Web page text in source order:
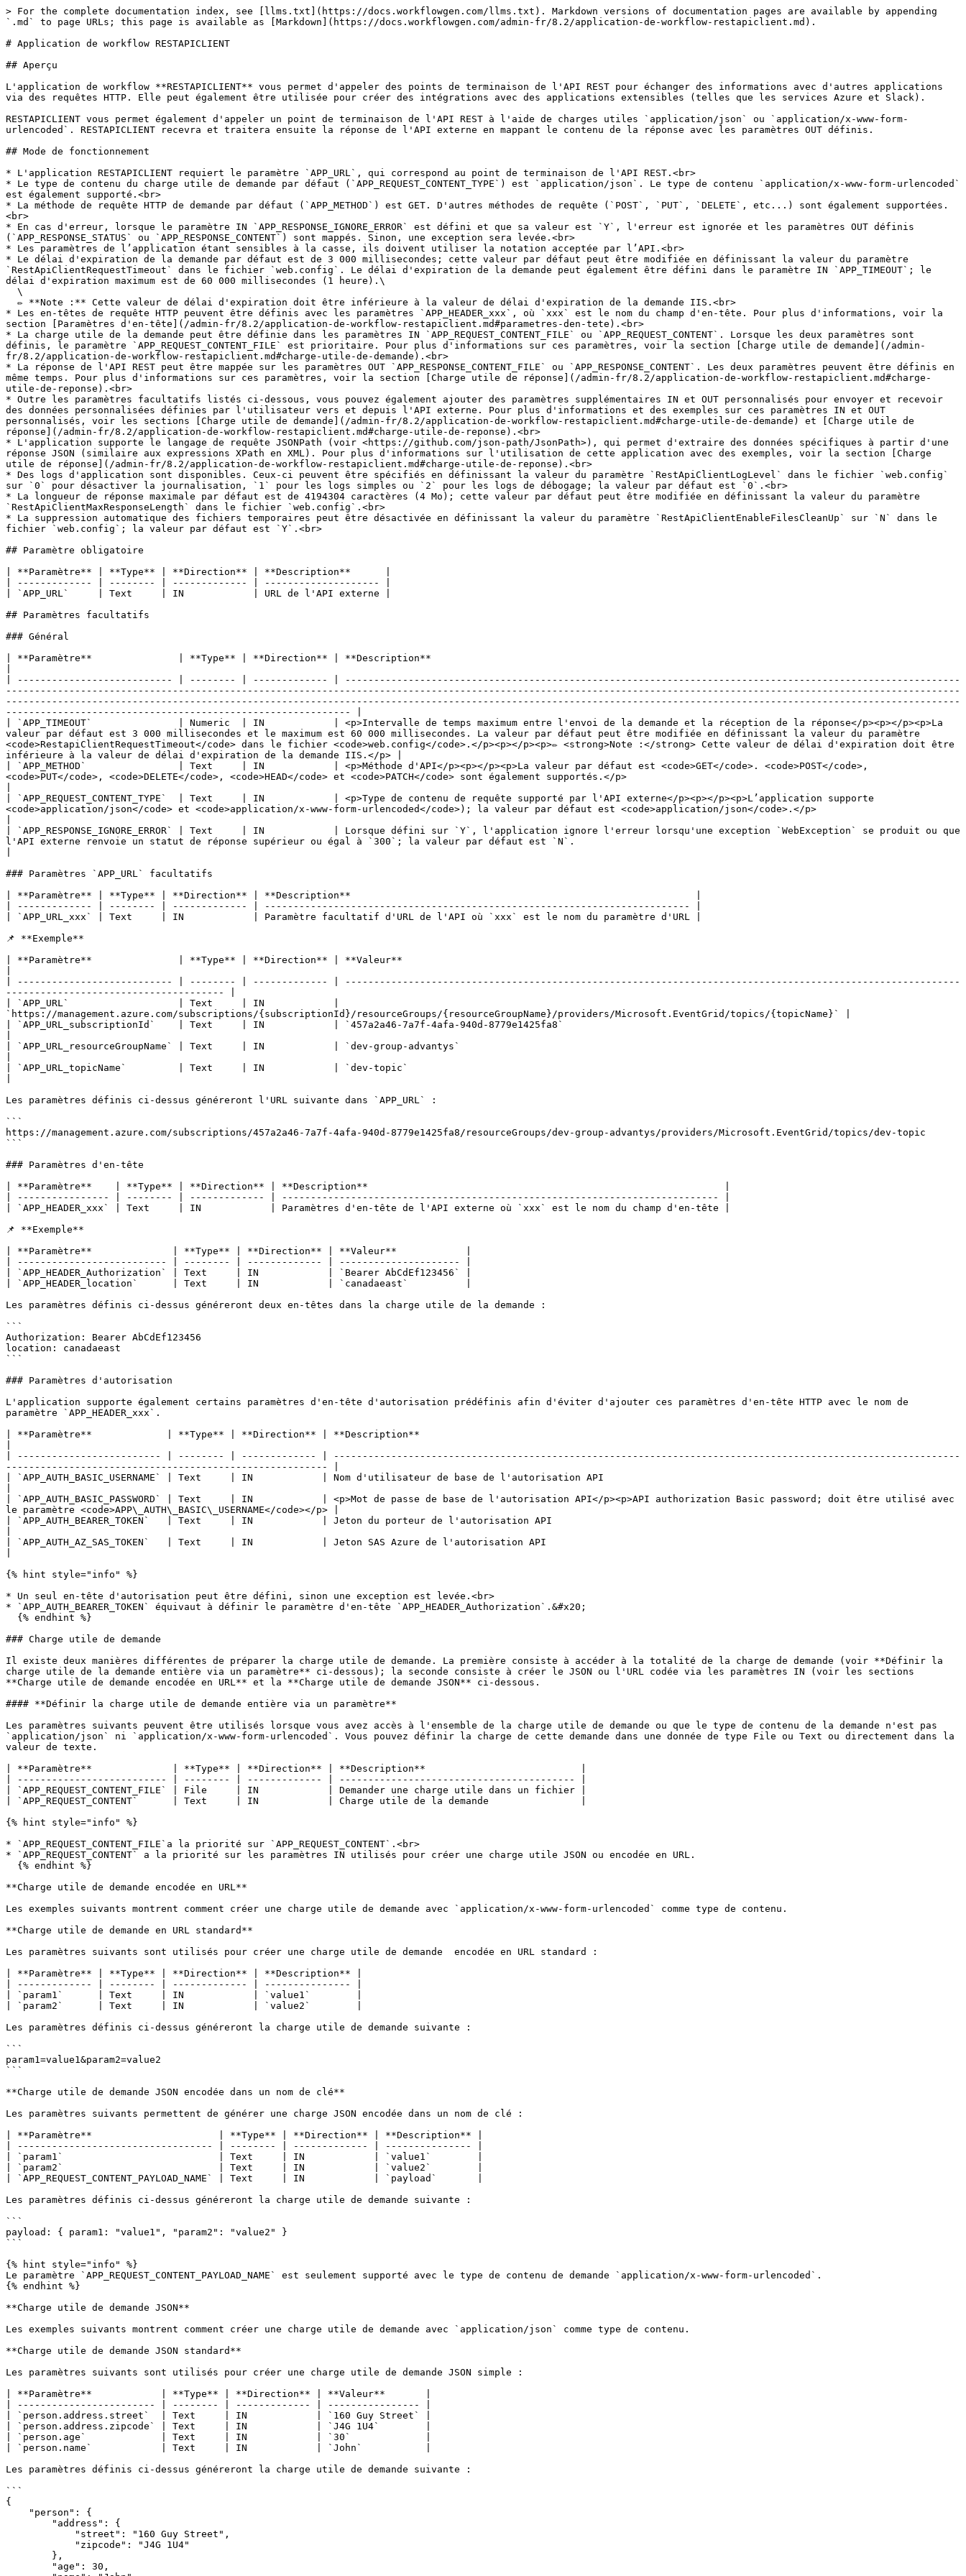
> For the complete documentation index, see [llms.txt](https://docs.workflowgen.com/llms.txt). Markdown versions of documentation pages are available by appending `.md` to page URLs; this page is available as [Markdown](https://docs.workflowgen.com/admin-fr/8.2/application-de-workflow-restapiclient.md).

# Application de workflow RESTAPICLIENT

## Aperçu

L'application de workflow **RESTAPICLIENT** vous permet d'appeler des points de terminaison de l'API REST pour échanger des informations avec d'autres applications via des requêtes HTTP. Elle peut également être utilisée pour créer des intégrations avec des applications extensibles (telles que les services Azure et Slack).

RESTAPICLIENT vous permet également d'appeler un point de terminaison de l'API REST à l'aide de charges utiles `application/json` ou `application/x-www-form-urlencoded`. RESTAPICLIENT recevra et traitera ensuite la réponse de l'API externe en mappant le contenu de la réponse avec les paramètres OUT définis.

## Mode de fonctionnement

* L'application RESTAPICLIENT requiert le paramètre `APP_URL`, qui correspond au point de terminaison de l'API REST.<br>
* Le type de contenu du charge utile de demande par défaut (`APP_REQUEST_CONTENT_TYPE`) est `application/json`. Le type de contenu `application/x-www-form-urlencoded` est également supporté.<br>
* La méthode de requête HTTP de demande par défaut (`APP_METHOD`) est GET. D'autres méthodes de requête (`POST`, `PUT`, `DELETE`, etc...) sont également supportées.<br>
* En cas d'erreur, lorsque le paramètre IN `APP_RESPONSE_IGNORE_ERROR` est défini et que sa valeur est `Y`, l'erreur est ignorée et les paramètres OUT définis (`APP_RESPONSE_STATUS` ou `APP_RESPONSE_CONTENT`) sont mappés. Sinon, une exception sera levée.<br>
* Les paramètres de l’application étant sensibles à la casse, ils doivent utiliser la notation acceptée par l’API.<br>
* Le délai d'expiration de la demande par défaut est de 3 000 millisecondes; cette valeur par défaut peut être modifiée en définissant la valeur du paramètre `RestApiClientRequestTimeout` dans le fichier `web.config`. Le délai d'expiration de la demande peut également être défini dans le paramètre IN `APP_TIMEOUT`; le délai d'expiration maximum est de 60 000 millisecondes (1 heure).\
  \
  ✏️ **Note :** Cette valeur de délai d'expiration doit être inférieure à la valeur de délai d'expiration de la demande IIS.<br>
* Les en-têtes de requête HTTP peuvent être définis avec les paramètres `APP_HEADER_xxx`, où `xxx` est le nom du champ d'en-tête. Pour plus d'informations, voir la section [Paramètres d'en-tête](/admin-fr/8.2/application-de-workflow-restapiclient.md#parametres-den-tete).<br>
* La charge utile de la demande peut être définie dans les paramètres IN `APP_REQUEST_CONTENT_FILE` ou `APP_REQUEST_CONTENT`. Lorsque les deux paramètres sont définis, le paramètre `APP_REQUEST_CONTENT_FILE` est prioritaire. Pour plus d'informations sur ces paramètres, voir la section [Charge utile de demande](/admin-fr/8.2/application-de-workflow-restapiclient.md#charge-utile-de-demande).<br>
* La réponse de l'API REST peut être mappée sur les paramètres OUT `APP_RESPONSE_CONTENT_FILE` ou `APP_RESPONSE_CONTENT`. Les deux paramètres peuvent être définis en même temps. Pour plus d'informations sur ces paramètres, voir la section [Charge utile de réponse](/admin-fr/8.2/application-de-workflow-restapiclient.md#charge-utile-de-reponse).<br>
* Outre les paramètres facultatifs listés ci-dessous, vous pouvez également ajouter des paramètres supplémentaires IN et OUT personnalisés pour envoyer et recevoir des données personnalisées définies par l'utilisateur vers et depuis l'API externe. Pour plus d'informations et des exemples sur ces paramètres IN et OUT personnalisés, voir les sections [Charge utile de demande](/admin-fr/8.2/application-de-workflow-restapiclient.md#charge-utile-de-demande) et [Charge utile de réponse](/admin-fr/8.2/application-de-workflow-restapiclient.md#charge-utile-de-reponse).<br>
* L'application supporte le langage de requête JSONPath (voir <https://github.com/json-path/JsonPath>), qui permet d'extraire des données spécifiques à partir d'une réponse JSON (similaire aux expressions XPath en XML). Pour plus d'informations sur l'utilisation de cette application avec des exemples, voir la section [Charge utile de réponse](/admin-fr/8.2/application-de-workflow-restapiclient.md#charge-utile-de-reponse).<br>
* Des logs d'application sont disponibles. Ceux-ci peuvent être spécifiés en définissant la valeur du paramètre `RestApiClientLogLevel` dans le fichier `web.config` sur `0` pour désactiver la journalisation, `1` pour les logs simples ou `2` pour les logs de débogage; la valeur par défaut est `0`.<br>
* La longueur de réponse maximale par défaut est de 4194304 caractères (4 Mo); cette valeur par défaut peut être modifiée en définissant la valeur du paramètre `RestApiClientMaxResponseLength` dans le fichier `web.config`.<br>
* La suppression automatique des fichiers temporaires peut être désactivée en définissant la valeur du paramètre `RestApiClientEnableFilesCleanUp` sur `N` dans le fichier `web.config`; la valeur par défaut est `Y`.<br>

## Paramètre obligatoire

| **Paramètre** | **Type** | **Direction** | **Description**      |
| ------------- | -------- | ------------- | -------------------- |
| `APP_URL`     | Text     | IN            | URL de l'API externe |

## Paramètres facultatifs

### Général

| **Paramètre**               | **Type** | **Direction** | **Description**                                                                                                                                                                                                                                                                                                                                                                                                                                                                                                     |
| --------------------------- | -------- | ------------- | ------------------------------------------------------------------------------------------------------------------------------------------------------------------------------------------------------------------------------------------------------------------------------------------------------------------------------------------------------------------------------------------------------------------------------------------------------------------------------------------------------------------- |
| `APP_TIMEOUT`               | Numeric  | IN            | <p>Intervalle de temps maximum entre l'envoi de la demande et la réception de la réponse</p><p></p><p>La valeur par défaut est 3 000 millisecondes et le maximum est 60 000 millisecondes. La valeur par défaut peut être modifiée en définissant la valeur du paramètre <code>RestapiClientRequestTimeout</code> dans le fichier <code>web.config</code>.</p><p></p><p>✏️ <strong>Note :</strong> Cette valeur de délai d'expiration doit être inférieure à la valeur de délai d'expiration de la demande IIS.</p> |
| `APP_METHOD`                | Text     | IN            | <p>Méthode d'API</p><p></p><p>La valeur par défaut est <code>GET</code>. <code>POST</code>, <code>PUT</code>, <code>DELETE</code>, <code>HEAD</code> et <code>PATCH</code> sont également supportés.</p>                                                                                                                                                                                                                                                                                                            |
| `APP_REQUEST_CONTENT_TYPE`  | Text     | IN            | <p>Type de contenu de requête supporté par l'API externe</p><p></p><p>L’application supporte <code>application/json</code> et <code>application/x-www-form-urlencoded</code>); la valeur par défaut est <code>application/json</code>.</p>                                                                                                                                                                                                                                                                          |
| `APP_RESPONSE_IGNORE_ERROR` | Text     | IN            | Lorsque défini sur `Y`, l'application ignore l'erreur lorsqu'une exception `WebException` se produit ou que l'API externe renvoie un statut de réponse supérieur ou égal à `300`; la valeur par défaut est `N`.                                                                                                                                                                                                                                                                                                     |

### Paramètres `APP_URL` facultatifs

| **Paramètre** | **Type** | **Direction** | **Description**                                                            |
| ------------- | -------- | ------------- | -------------------------------------------------------------------------- |
| `APP_URL_xxx` | Text     | IN            | Paramètre facultatif d'URL de l'API où `xxx` est le nom du paramètre d'URL |

📌 **Exemple**

| **Paramètre**               | **Type** | **Direction** | **Valeur**                                                                                                                                        |
| --------------------------- | -------- | ------------- | ------------------------------------------------------------------------------------------------------------------------------------------------- |
| `APP_URL`                   | Text     | IN            | `https://management.azure.com/subscriptions/{subscriptionId}/resourceGroups/{resourceGroupName}/providers/Microsoft.EventGrid/topics/{topicName}` |
| `APP_URL_subscriptionId`    | Text     | IN            | `457a2a46-7a7f-4afa-940d-8779e1425fa8`